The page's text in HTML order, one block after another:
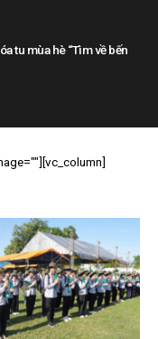
tu mùa hè “Tìm về bến